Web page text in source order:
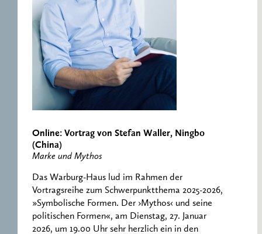
ERNST CASSIRER
ARBEITSSTELLE 1997-
2007
Online: Vortrag von Stefan Waller, Ningbo
(China)
Marke und Mythos
Das Warburg-Haus lud im Rahmen der
Vortragsreihe zum Schwerpunktthema 2025-2026,
»Symbolische Formen. Der ›Mythos‹ und seine
politischen Formen«, am Dienstag, 27. Januar
2026, um 19.00 Uhr sehr herzlich ein in den